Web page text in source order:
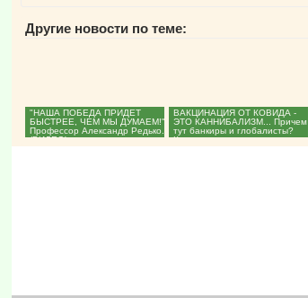
Другие новости по теме:
"НАША ПОБЕДА ПРИДЕТ
БЫСТРЕЕ, ЧЕМ МЫ ДУМАЕМ!"
Профессор Александр Редько.
(ВИДЕО)...
ВАКЦИНАЦИЯ ОТ КОВИДА -
ЭТО КАННИБАЛИЗМ... Причем
тут банкиры и глобалисты?
Кому нельзя носить...